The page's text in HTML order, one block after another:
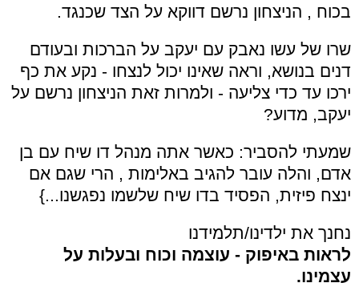
בכוח , הניצחון נרשם דווקא על הצד שכנגד.
שרו של עשו נאבק עם יעקב על הברכות ובעודם
דנים בנושא, וראה שאינו יכול לנצחו - נקע את כף
ירכו עד כדי צליעה - ולמרות זאת הניצחון נרשם על
יעקב, מדוע?
שמעתי להסביר: כאשר אתה מנהל דו שיח עם בן
אדם, והלה עובר להגיב באלימות , הרי שגם אם
ינצח פיזית, הפסיד בדו שיח שלשמו נפגשנו...}
נחנך את ילדינו/תלמידנו
לראות באיפוק - עוצמה וכוח ובעלות על
עצמינו.